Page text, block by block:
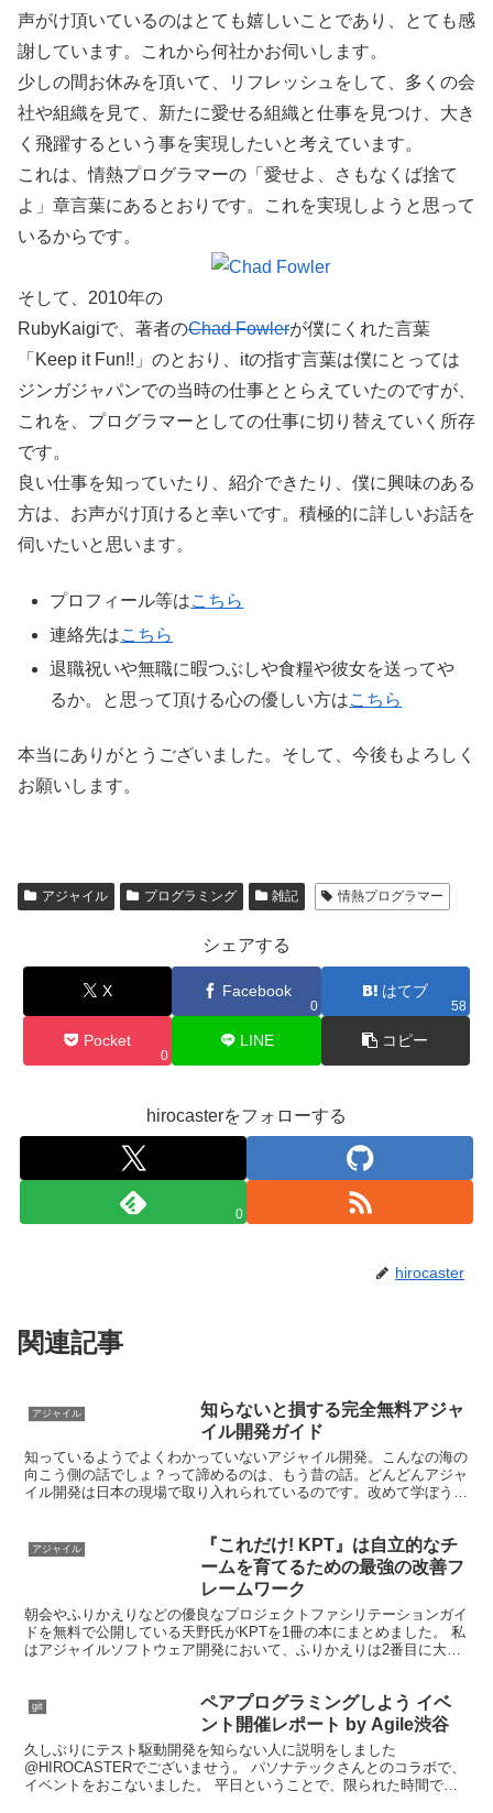
声がけ頂いているのはとても嬉しいことであり、とても感
謝しています。これから何社かお伺いします。
少しの間お休みを頂いて、リフレッシュをして、多くの会
社や組織を見て、新たに愛せる組織と仕事を見つけ、大き
く飛躍するという事を実現したいと考えています。
これは、情熱プログラマーの「愛せよ、さもなくば捨て
よ」章言葉にあるとおりです。これを実現しようと思って
いるからです。
そして、2010年の
RubyKaigiで、著者のChad Fowlerが僕にくれた言葉
「Keep it Fun!!」のとおり、itの指す言葉は僕にとっては
ジンガジャパンでの当時の仕事ととらえていたのですが、
これを、プログラマーとしての仕事に切り替えていく所存
です。
良い仕事を知っていたり、紹介できたり、僕に興味のある
方は、お声がけ頂けると幸いです。積極的に詳しいお話を
伺いたいと思います。
プロフィール等はこちら
連絡先はこちら
退職祝いや無職に暇つぶしや食糧や彼女を送ってや
るか。と思って頂ける心の優しい方はこちら
本当にありがとうございました。そして、今後もよろしく
お願いします。
アジャイル プログラミング 雑記 情熱プログラマー
シェアする
X Facebook
0
はてブ
58
Pocket
0
LINE コピー
hirocasterをフォローする
0
hirocaster
関連記事
アジャイル
知らないと損する完全無料アジャ
イル開発ガイド
知っているようでよくわかっていないアジャイル開発。こんなの海の
向こう側の話でしょ？って諦めるのは、もう昔の話。どんどんアジャ
イル開発は日本の現場で取り入れられているのです。改めて学ぼうア
アジャイル
『これだけ! KPT』は自立的なチ
ームを育てるための最強の改善フ
レームワーク
朝会やふりかえりなどの優良なプロジェクトファシリテーションガイ
ドを無料で公開している天野氏がKPTを1冊の本にまとめました。 私
はアジャイルソフトウェア開発において、ふりかえりは2番目に大切
git
ペアプログラミングしよう イベ
ント開催レポート by Agile渋谷
久しぶりにテスト駆動開発を知らない人に説明をしました
@HIROCASTERでございませう。 パソナテックさんとのコラボで、
イベントをおこないました。 平日ということで、限られた時間でお